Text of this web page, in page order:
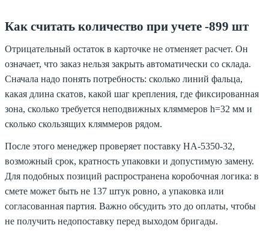
Как считать количество при учете -899 шт
Отрицательный остаток в карточке не отменяет расчет. Он
означает, что заказ нельзя закрыть автоматически со склада.
Сначала надо понять потребность: сколько линий фальца,
какая длина скатов, какой шаг крепления, где фиксированная
зона, сколько требуется неподвижных кляммеров h=32 мм и
сколько скользящих кляммеров рядом.
После этого менеджер проверяет поставку HA-5350-32,
возможный срок, кратность упаковки и допустимую замену.
Для подобных позиций распространена коробочная логика: в
смете может быть не 137 штук ровно, а упаковка или
согласованная партия. Важно обсудить это до оплаты, чтобы
не получить недопоставку перед выходом бригады.